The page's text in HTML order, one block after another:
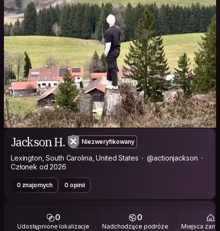
Jackson H. Niezweryfikowany
Lexington, South Carolina, United States
@actionjackson
Członek od 2026
0 znajomych 0 opinii
0
Udostępnione lokalizacje
0
Nadchodzące podróże Miejsca